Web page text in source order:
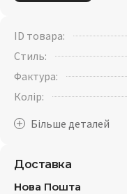
ID товара:
Стиль:
Фактура:
Колір:
Доставка
Нова Пошта